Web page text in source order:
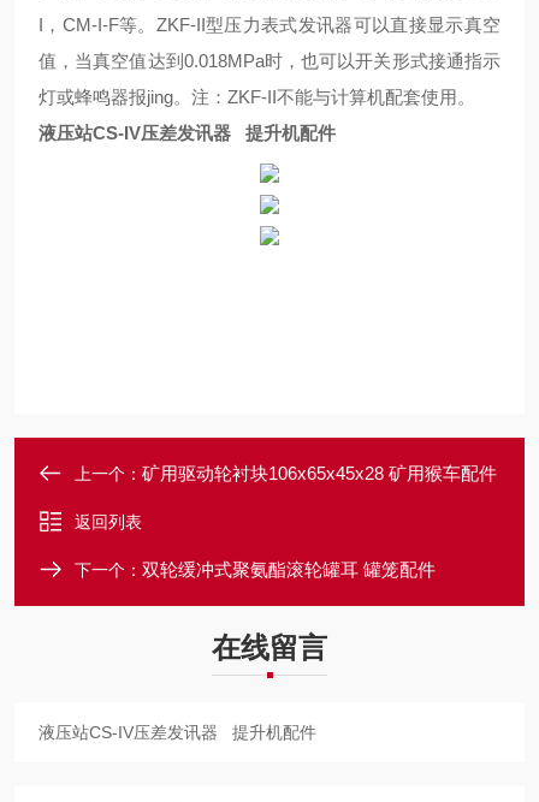
I ， CM-I-F等。 ZKF-II型压力表式发讯器可以直接显示真空
值，当真空值达到0.018MPa时，也可以开关形式接通指示
灯或蜂鸣器报jing。注：ZKF-II不能与计算机配套使用。
液压站CS-IV压差发讯器 提升机配件
上一个： 矿用驱动轮衬块106x65x45x28 矿用猴车配件
返回列表
下一个： 双轮缓冲式聚氨酯滚轮罐耳 罐笼配件
在线留言